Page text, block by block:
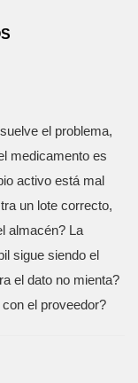
el problema,
medicamento es
activo está mal
un lote correcto,
almacén? La
sigue siendo el
el dato no mienta?
el proveedor?